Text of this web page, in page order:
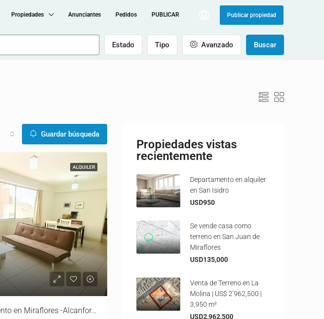
Propiedades Anunciantes Pedidos PUBLICAR Publicar propiedad
Estado Tipo Avanzado Buscar
Guardar búsqueda
ALQUILER
Alquiler de departamento en Miraflores -Alcanfores
Propiedades vistas
recientemente
Departamento en alquiler
en San Isidro
USD950
Se vende casa como
terreno en San Juan de
Miraflores
USD135,000
Venta de Terreno en La
Molina | US$ 2’962,500 |
3,950 m²
USD2,962,500